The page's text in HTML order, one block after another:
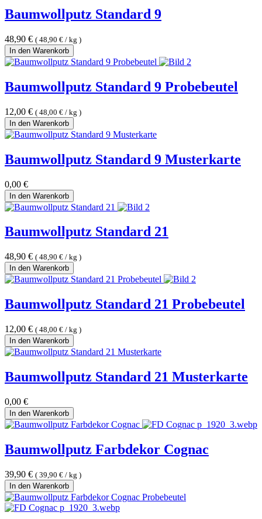
Baumwollputz Standard 9
48,90 € ( 48,90 € / kg )
In den Warenkorb
Baumwollputz Standard 9 Probebeutel
12,00 € ( 48,00 € / kg )
In den Warenkorb
Baumwollputz Standard 9 Musterkarte
0,00 €
In den Warenkorb
Baumwollputz Standard 21
48,90 € ( 48,90 € / kg )
In den Warenkorb
Baumwollputz Standard 21 Probebeutel
12,00 € ( 48,00 € / kg )
In den Warenkorb
Baumwollputz Standard 21 Musterkarte
0,00 €
In den Warenkorb
Baumwollputz Farbdekor Cognac
39,90 € ( 39,90 € / kg )
In den Warenkorb